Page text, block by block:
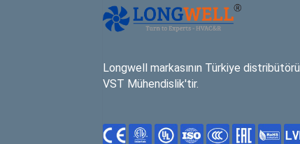
Longwell markasının Türkiye distribütörü
VST Mühendislik'tir.